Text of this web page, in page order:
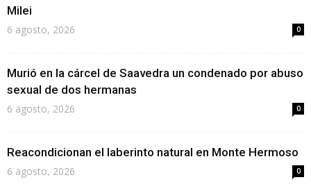
Milei
6 agosto, 2026 0
Murió en la cárcel de Saavedra un condenado por abuso
sexual de dos hermanas
6 agosto, 2026 0
Reacondicionan el laberinto natural en Monte Hermoso
6 agosto, 2026 0